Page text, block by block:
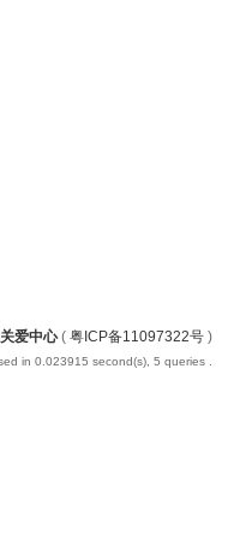
爱中心( 粤ICP备11097322号)
in 0.023915 second(s), 5 queries .